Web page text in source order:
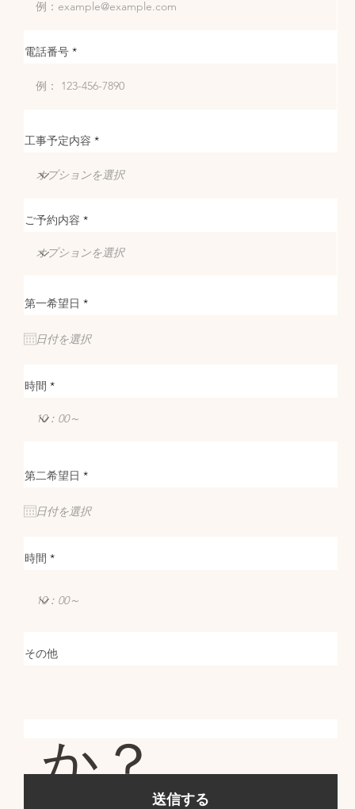
間、仕様決定から製作完了までが２週間
​詳しくは納入までの流れをご覧くださ
い。
か？
Q. キッ
チン以外
の工事も
お願いで
きます
か？
電話番号
その他
送信する
工事予定内容
ご予約内容
第一希望日 *r
u
i
第二希望日 *r
u
i
時間
時間